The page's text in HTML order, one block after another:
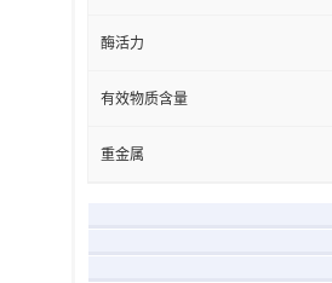
酶活力
有效物质含量
重金属